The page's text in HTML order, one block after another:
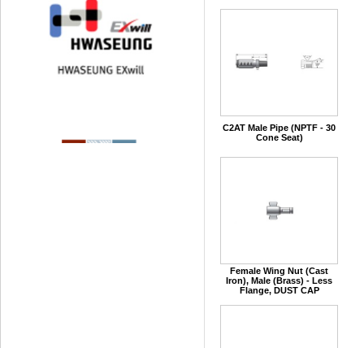
C2AT Male Pipe (NPTF - 30
Cone Seat)
Female Wing Nut (Cast
Iron), Male (Brass) - Less
Flange, DUST CAP